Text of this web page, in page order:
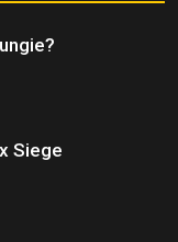
Siege